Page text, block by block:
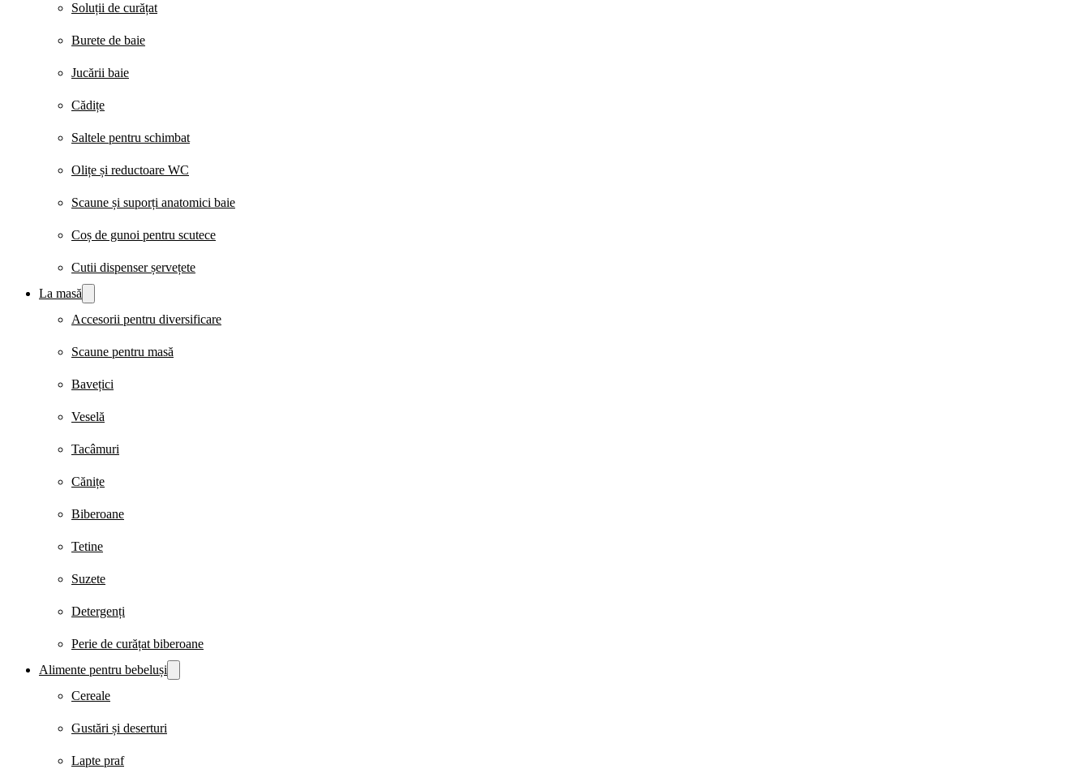
Soluții de curățat
Burete de baie
Jucării baie
Cădițe
Saltele pentru schimbat
Olițe și reductoare WC
Scaune și suporți anatomici baie
Coș de gunoi pentru scutece
Cutii dispenser șervețete
La masă
Accesorii pentru diversificare
Scaune pentru masă
Bavețici
Veselă
Tacâmuri
Cănițe
Biberoane
Tetine
Suzete
Detergenți
Perie de curățat biberoane
Alimente pentru bebeluși
Cereale
Gustări și deserturi
Lapte praf